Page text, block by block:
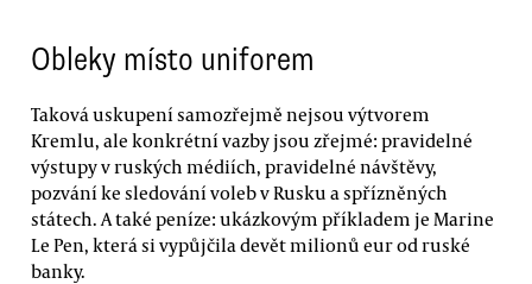
Obleky místo uniforem
Taková uskupení samozřejmě nejsou výtvorem
Kremlu, ale konkrétní vazby jsou zřejmé: pravidelné
výstupy v ruských médiích, pravidelné návštěvy,
pozvání ke sledování voleb v Rusku a spřízněných
státech. A také peníze: ukázkovým příkladem je Marine
Le Pen, která si vypůjčila devět milionů eur od ruské
banky.